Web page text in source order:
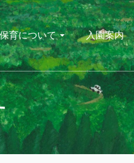
育について 入園案内